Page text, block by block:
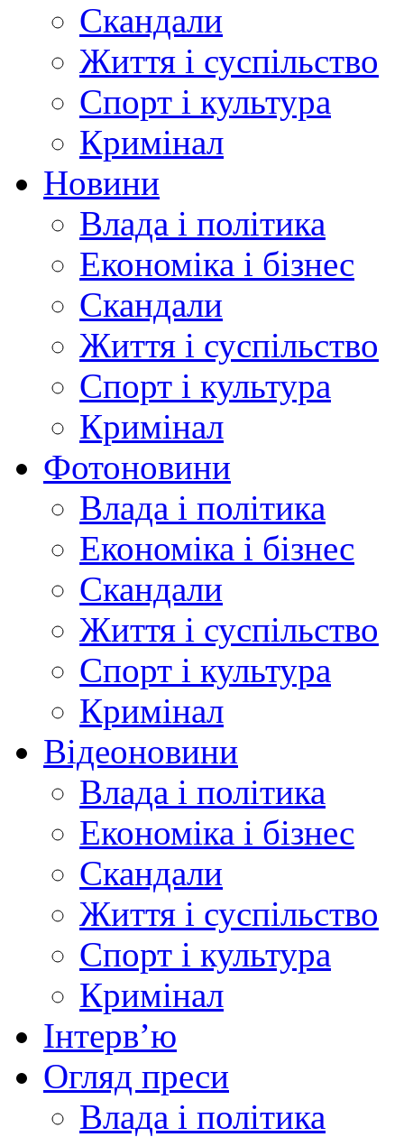
Скандали
Життя і суспільство
Спорт і культура
Кримінал
Новини
Влада і політика
Економіка і бізнес
Скандали
Життя і суспільство
Спорт і культура
Кримінал
Фотоновини
Влада і політика
Економіка і бізнес
Скандали
Життя і суспільство
Спорт і культура
Кримінал
Відеоновини
Влада і політика
Економіка і бізнес
Скандали
Життя і суспільство
Спорт і культура
Кримінал
Інтерв’ю
Огляд преси
Влада і політика